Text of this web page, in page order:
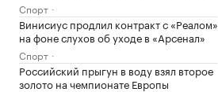
Спорт
Винисиус продлил контракт с «Реалом»
на фоне слухов об уходе в «Арсенал»
Спорт
Российский прыгун в воду взял второе
золото на чемпионате Европы